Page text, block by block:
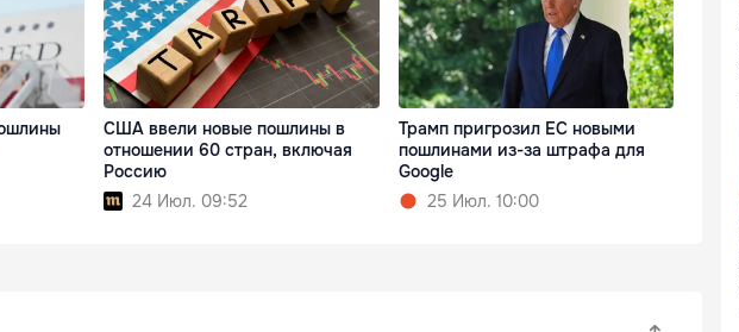
США ввели новые пошлины в
отношении 60 стран, включая
Россию
24 Июл. 09:52
Трамп пригрозил ЕС новыми
пошлинами из-за штрафа для
Google
25 Июл. 10:00